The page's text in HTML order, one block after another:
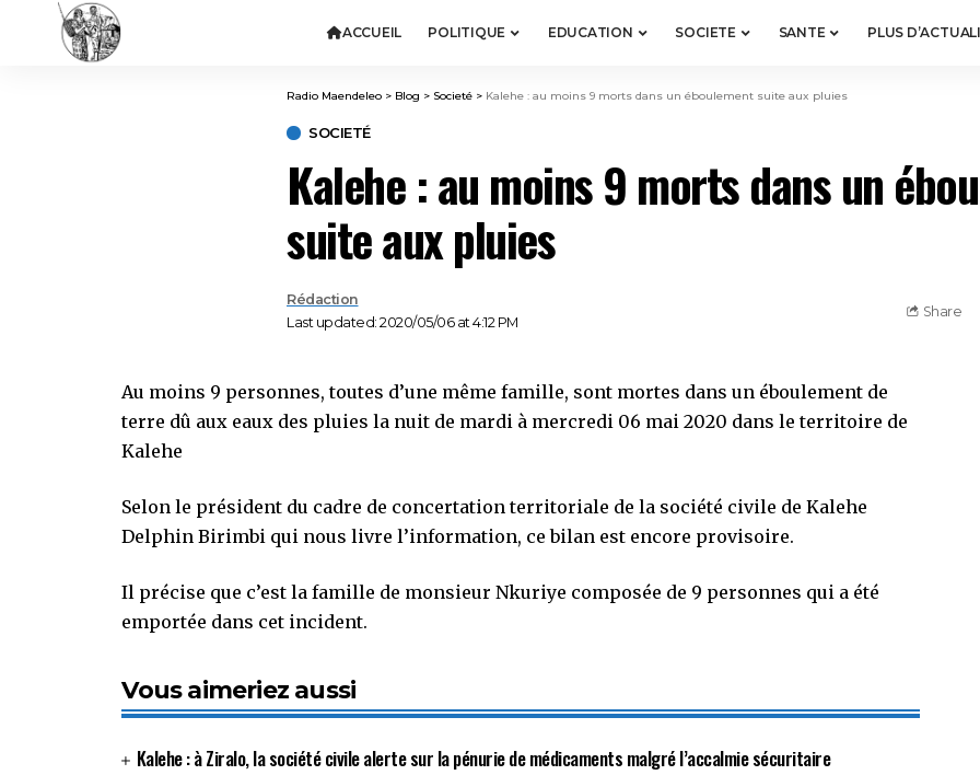
ACCUEIL POLITIQUE EDUCATION SOCIETE SANTE PLUS
Radio Maendeleo > Blog > Societé > Kalehe : au moins 9 morts dans un éboulement suite aux pluies
SOCIETÉ
Kalehe : au moins 9 morts dans un
suite aux pluies
Last updated: 2020/05/06 at 4:12 PM
Rédaction
Share
Au moins 9 personnes, toutes d’une même famille, sont mortes dans un éboulement de
terre dû aux eaux des pluies la nuit de mardi à mercredi 06 mai 2020 dans le territoire de
Kalehe
Selon le président du cadre de concertation territoriale de la société civile de Kalehe
Delphin Birimbi qui nous livre l’information, ce bilan est encore provisoire.
Il précise que c’est la famille de monsieur Nkuriye composée de 9 personnes qui a été
emportée dans cet incident.
Vous aimeriez aussi
Kalehe : à Ziralo, la société civile alerte sur la pénurie de médicaments malgré l’accalmie sécuritaire